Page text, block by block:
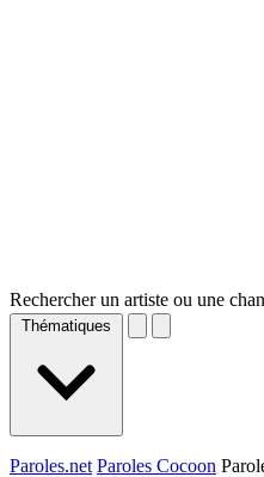
Rechercher un artiste ou une
Thématiques
Paroles.net Paroles Cocoon